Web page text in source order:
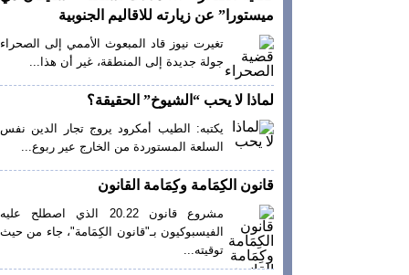
ميستورا” عن زيارته للاقاليم الجنوبية
تغيرت نيوز قاد المبعوث الأممي إلى الصحراء
جولة جديدة إلى المنطقة، غير أن هذا...
لماذا لا يحب “الشيوخ” الحقيقة؟
يكتبه: الطيب أمكرود يروج تجار الدين نفس
السلعة المستوردة من الخارج عير ربوع...
قانون الكِمَامة وكِمَامة القانون
مشروع قانون 20.22 الذي اصطلح عليه
الفيسبوكيون بـ"قانون الكِمَامة"، جاء من حيث
توقيته...